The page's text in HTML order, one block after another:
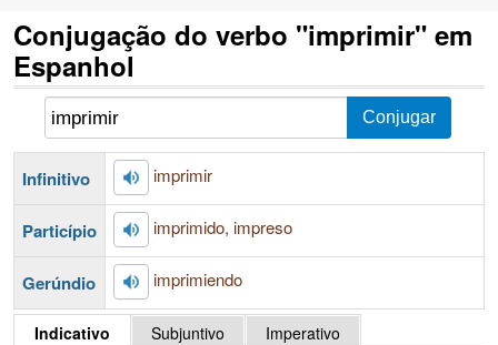
Conjugação do verbo "imprimir" em
Espanhol
Infinitivo imprimir
Particípio imprimido, impreso
Gerúndio imprimiendo
Indicativo Subjuntivo
Imperativo